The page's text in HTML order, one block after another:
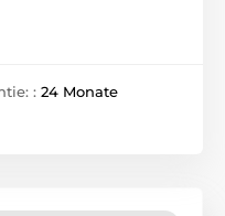
: 24 Monate